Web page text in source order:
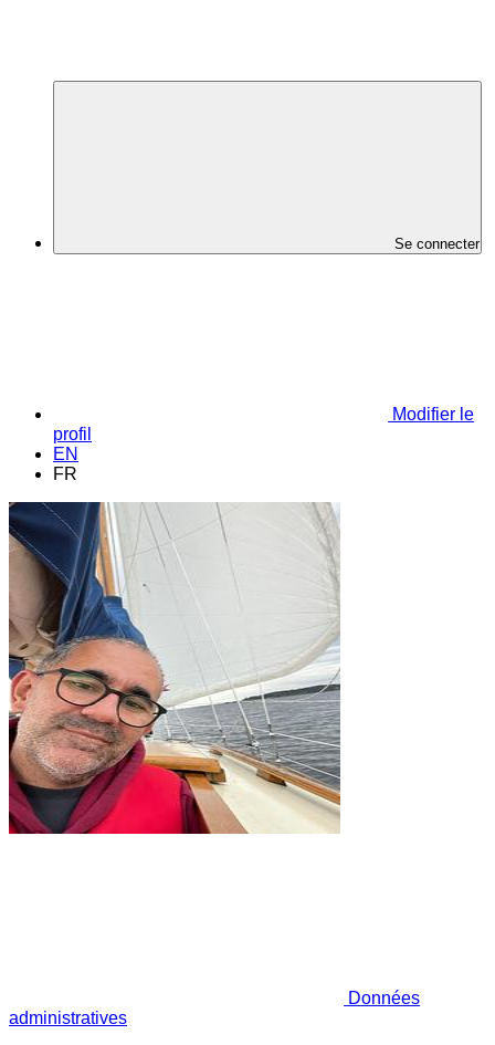
Se connecter
Modifier le
profil
EN
FR
Données
administratives